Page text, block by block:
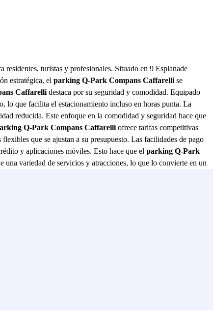
turistas y profesionales. Situado en 9 Esplanade
estratégica, el parking Q-Park Compans Caffarelli se
Caffarelli destaca por su seguridad y comodidad. Equipado
lo que facilita el estacionamiento incluso en horas punta. La
reducida. Este enfoque en la comodidad y seguridad hace que
Q-Park Compans Caffarelli ofrece tarifas competitivas
que se ajustan a su presupuesto. Las facilidades de pago
y aplicaciones móviles. Esto hace que el parking Q-Park
una variedad de servicios y atracciones, lo que lo convierte en un